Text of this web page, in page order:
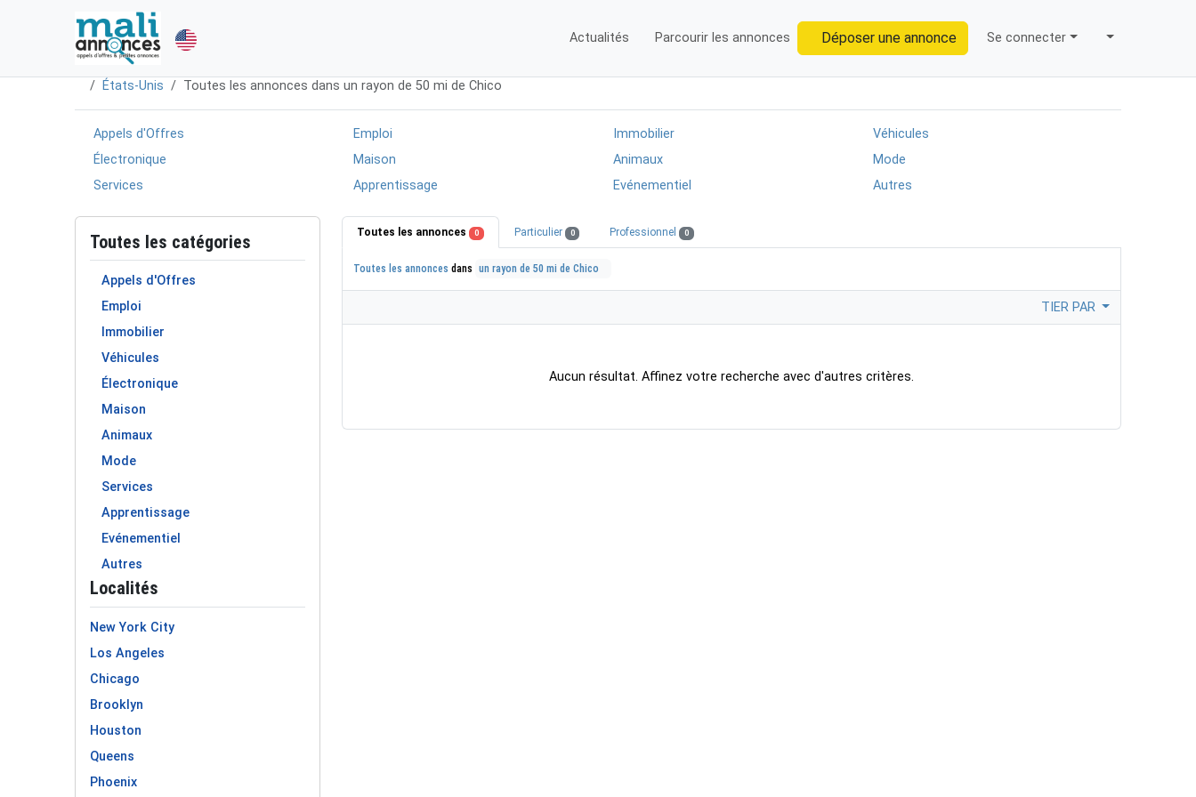
Actualités Parcourir les annonces Déposer une annonce Se connecter
Trouver
États-Unis Toutes les annonces dans un rayon de 50 mi de Chico
Appels d'Offres Emploi Immobilier
Véhicules
Électronique
Maison Animaux
Mode
Services
Apprentissage Evénementiel Autres
Toutes les catégories
Appels d'Offres
Emploi
Immobilier
Véhicules
Électronique
Maison
Animaux
Mode
Services
Apprentissage
Evénementiel
Autres
Localités
New York City
Los Angeles
Chicago
Brooklyn
Houston
Queens
Phoenix
Toutes les annonces 0 Particulier 0 Professionnel 0
Toutes les annonces dans un rayon de 50 mi de Chico
TIER PAR
Aucun résultat. Affinez votre recherche avec d'autres critères.